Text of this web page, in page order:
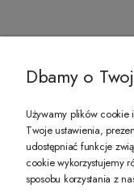
PREZENT DLA
-10% na pierwsze
Dbamy o
Używamy plików
Twoje ustawienia,
udostępniać funkcje
cookie wykorzystujemy
sposobu korzystania z